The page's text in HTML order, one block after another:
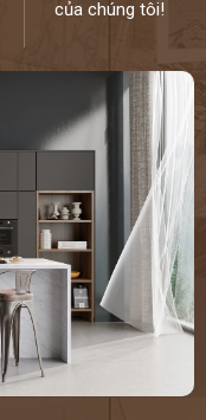
của chúng tôi!